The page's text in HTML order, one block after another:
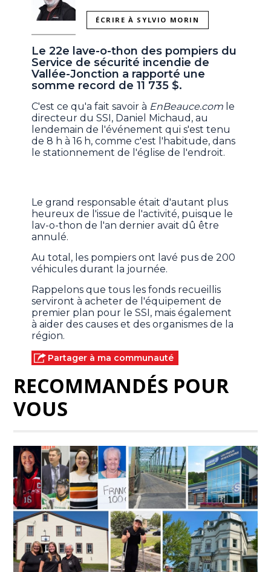
ÉCRIRE À SYLVIO MORIN
Le 22e lave-o-thon des pompiers du
Service de sécurité incendie de
Vallée-Jonction a rapporté une
somme record de 11 735 $.
C'est ce qu'a fait savoir à EnBeauce.com le
directeur du SSI, Daniel Michaud, au
lendemain de l'événement qui s'est tenu
de 8 h à 16 h, comme c'est l'habitude, dans
le stationnement de l'église de l'endroit.
Le grand responsable était d'autant plus
heureux de l'issue de l'activité, puisque le
lav-o-thon de l'an dernier avait dû être
annulé.
Au total, les pompiers ont lavé pus de 200
véhicules durant la journée.
Rappelons que tous les fonds recueillis
serviront à acheter de l'équipement de
premier plan pour le SSI, mais également
à aider des causes et des organismes de la
région.
Partager à ma communauté
RECOMMANDÉS POUR
VOUS